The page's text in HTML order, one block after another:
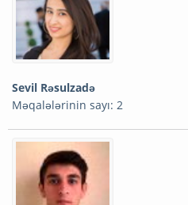
Sevil Rəsulzadə
Məqalələrinin sayı: 2